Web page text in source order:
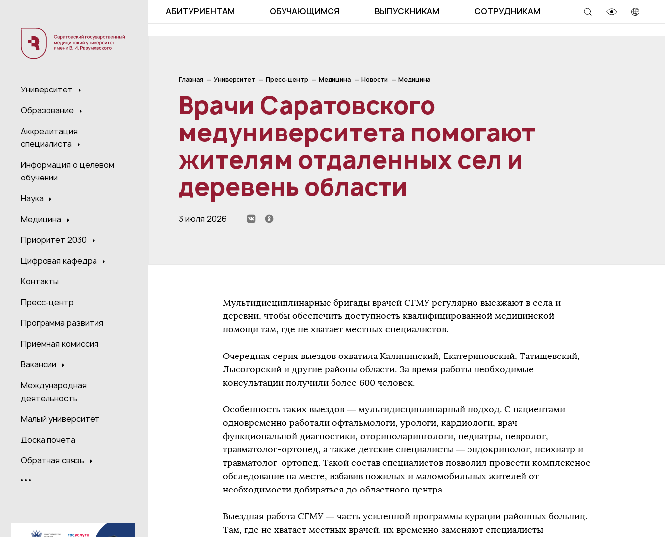
Университет
Образование
Аккредитация
специалиста
Информация о целевом
обучении
Наука
Медицина
Приоритет 2030
Цифровая кафедра
Контакты
Пресс-центр
Программа развития
Приемная комиссия
Вакансии
Международная
деятельность
Малый университет
Доска почета
Обратная связь
АБИТУРИЕНТАМ ОБУЧАЮЩИМСЯ ВЫПУСКНИКАМ СОТРУДНИКАМ
Главная Университет Пресс-центр Медицина Новости Медицина
Врачи Саратовского
медуниверситета помогают
жителям отдаленных сел и
деревень области
3 июля 2026
Мультидисциплинарные бригады врачей СГМУ регулярно выезжают в села и
деревни, чтобы обеспечить доступность квалифицированной медицинской
помощи там, где не хватает местных специалистов.
Очередная серия выездов охватила Калининский, Екатериновский, Татищевский,
Лысогорский и другие районы области. За время работы необходимые
консультации получили более 600 человек.
Особенность таких выездов — мультидисциплинарный подход. С пациентами
одновременно работали офтальмологи, урологи, кардиологи, врач
функциональной диагностики, оториноларингологи, педиатры, невролог,
травматолог-ортопед, а также детские специалисты — эндокринолог, психиатр и
травматолог-ортопед. Такой состав специалистов позволил провести комплексное
обследование на месте, избавив пожилых и маломобильных жителей от
необходимости добираться до областного центра.
Выездная работа СГМУ — часть усиленной программы курации районных больниц.
Там, где не хватает местных врачей, их временно заменяют специалисты